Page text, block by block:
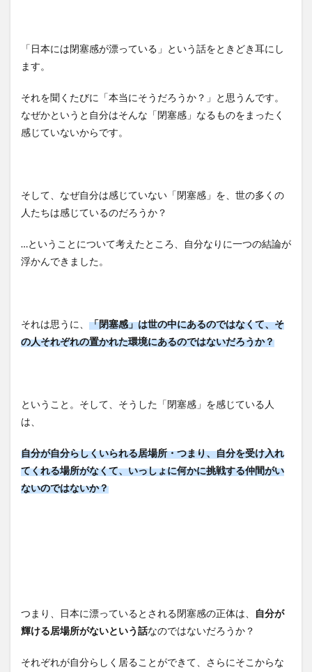
「日本には閉塞感が漂っている」という話をときどき耳にし
ます。
それを聞くたびに「本当にそうだろうか？」と思うんです。
なぜかというと自分はそんな「閉塞感」なるものをまったく
感じていないからです。
そして、なぜ自分は感じていない「閉塞感」を、世の多くの
人たちは感じているのだろうか？
…ということについて考えたところ、自分なりに一つの結論が
浮かんできました。
それは思うに、 「閉塞感」は世の中にあるのではなくて、そ
の人それぞれの置かれた環境にあるのではないだろうか？
ということ。そして、そうした「閉塞感」を感じている人
は、
自分が自分らしくいられる居場所・つまり、自分を受け入れ
てくれる場所がなくて、いっしょに何かに挑戦する仲間がい
ないのではないか？
つまり、日本に漂っているとされる閉塞感の正体は、
自分が
輝ける居場所がないという話なのではないだろうか？
それぞれが自分らしく居ることができて、さらにそこからな